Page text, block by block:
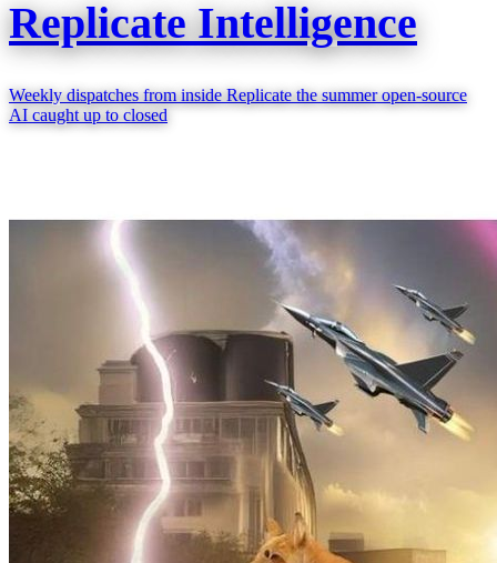
Replicate Intelligence
Weekly dispatches from inside Replicate the summer open-source
AI caught up to closed